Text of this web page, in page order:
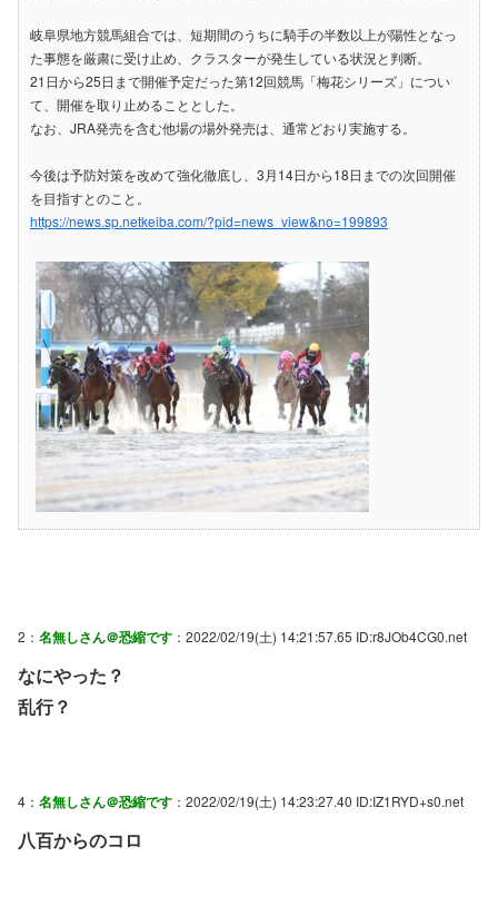
岐阜県地方競馬組合では、短期間のうちに騎手の半数以上が陽性となっ
た事態を厳粛に受け止め、クラスターが発生している状況と判断。
21日から25日まで開催予定だった第12回競馬「梅花シリーズ」につい
て、開催を取り止めることとした。
なお、JRA発売を含む他場の場外発売は、通常どおり実施する。
今後は予防対策を改めて強化徹底し、3月14日から18日までの次回開催
を目指すとのこと。
https://news.sp.netkeiba.com/?pid=news_view&no=199893
2： 名無しさん＠恐縮です ：2022/02/19(土) 14:21:57.65 ID:r8JOb4CG0.net
なにやった？
乱行？
4： 名無しさん＠恐縮です ：2022/02/19(土) 14:23:27.40 ID:IZ1RYD+s0.net
八百からのコロ